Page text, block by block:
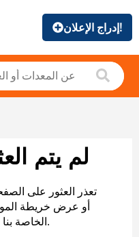
إدراج الإعلان!
لم يتم
تعذر العثور على
الخاصة بنا لمساعدتك في العثور على ما تريد.